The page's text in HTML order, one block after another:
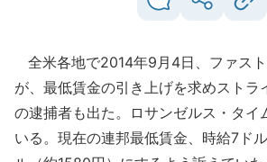
全米各地で2014年9月4日、ファス
が、最低賃金の引き上げを求めストラ
の逮捕者も出た。ロサンゼルス・タイ
いる。現在の連邦最低賃金、時給7ド